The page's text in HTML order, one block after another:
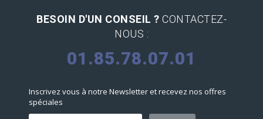
BESOIN D'UN CONSEIL ? CONTACTEZ-
NOUS :
01.85.78.07.01
Inscrivez vous à notre Newsletter et recevez nos offres
spéciales